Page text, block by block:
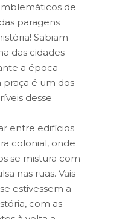
de
paragens
Sabiam
das cidades
a época
praça é um dos
desse
entre edifícios
colonial, onde
se mistura com
nas ruas. Vais
estivessem a
com as